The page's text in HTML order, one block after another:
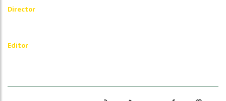
Director
Editor